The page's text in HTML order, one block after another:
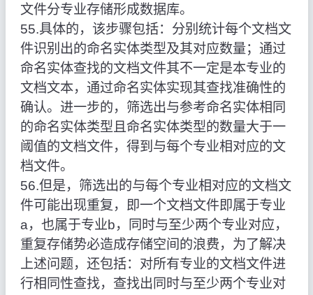
文件分专业存储形成数据库。
55.具体的，该步骤包括：分别统计每个文档文
件识别出的命名实体类型及其对应数量；通过
命名实体查找的文档文件其不一定是本专业的
文档文本，通过命名实体实现其查找准确性的
确认。进一步的，筛选出与参考命名实体相同
的命名实体类型且命名实体类型的数量大于一
阈值的文档文件，得到与每个专业相对应的文
档文件。
56.但是，筛选出的与每个专业相对应的文档文
件可能出现重复，即一个文档文件即属于专业
a，也属于专业b，同时与至少两个专业对应，
重复存储势必造成存储空间的浪费，为了解决
上述问题，还包括：对所有专业的文档文件进
行相同性查找，查找出同时与至少两个专业对